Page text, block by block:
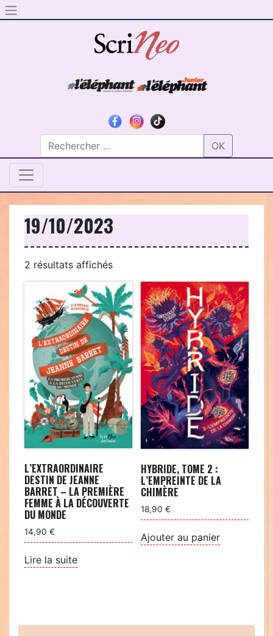
OK
19/10/2023
2 résultats affichésTrié
du
plus
récent
au
plus
ancien
L’EXTRAORDINAIRE
DESTIN DE JEANNE
BARRET – LA PREMIÈRE
FEMME À LA DÉCOUVERTE
DU MONDE
14,90 €
Lire la suite
HYBRIDE, TOME 2 :
L’EMPREINTE DE LA
CHIMÈRE
18,90€
Ajouter au panier